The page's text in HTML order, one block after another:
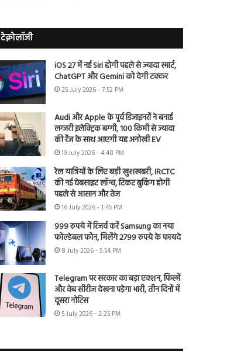
टेक्नोलॉजी
iOS 27 में नई Siri होगी पहले से ज्यादा स्मार्ट,
ChatGPT और Gemini को देगी टक्कर
25 July 2026 - 7:52 PM
Audi और Apple के पूर्व डिजाइनरों ने बनाई
लग्जरी इलेक्ट्रिक बग्गी, 100 किमी से ज्यादा
की रेंज के साथ आएगी यह अनोखी EV
19 July 2026 - 4:48 PM
रेल यात्रियों के लिए बड़ी खुशखबरी, IRCTC
की नई वेबसाइट लॉन्च, टिकट बुकिंग होगी
पहले से आसान और तेज
16 July 2026 - 1:45 PM
999 रुपये में रिजर्व करें Samsung का नया
फोल्डेबल फोन, मिलेंगे 2799 रुपये के फायदे
8 July 2026 - 5:54 PM
Telegram पर सरकार का बड़ा एक्शन, फिल्में
और वेब सीरीज देखना पड़ेगा भारी, तीन दिनों में
दूसरा नोटिस
5 July 2026 - 2:25 PM